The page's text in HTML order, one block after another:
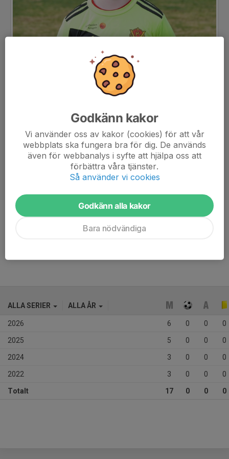
ALLA SERIER ALLA ÅR
2026 6 0 0 0
2025 5 0 0 0
2024 3 0 0 0
2022 3 0 0 0
Totalt 17 0 0 0
Godkänn kakor
Vi använder oss av kakor (cookies) för att vår
webbplats ska fungera bra för dig. De används
även för webbanalys i syfte att hjälpa oss att
förbättra våra tjänster.
Så använder vi cookies
Godkänn alla kakor
Bara nödvändiga